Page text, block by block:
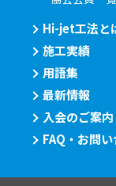
Hi-jet工法と
施工実績
用語集
最新情報
入会のご案内
FAQ・お問